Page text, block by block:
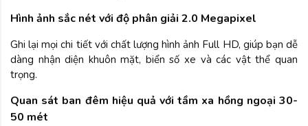
Hình ảnh sắc nét với độ phân giải 2.0 Megapixel
Ghi lại mọi chi tiết với chất lượng hình ảnh Full HD, giúp bạn dễ
dàng nhận diện khuôn mặt, biển số xe và các vật thể quan
trọng.
Quan sát ban đêm hiệu quả với tầm xa hồng ngoại 30-
50 mét